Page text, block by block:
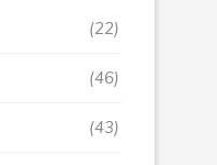
(22)
(46)
(43)